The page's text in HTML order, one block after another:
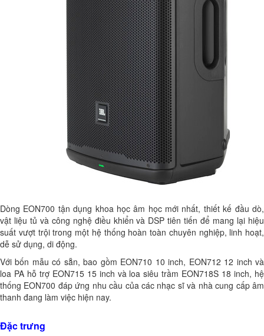
Dòng EON700 tận dụng khoa học âm học mới nhất, thiết kế đầu dò,
vật liệu tủ và công nghệ điều khiển và DSP tiên tiến để mang lại hiệu
suất vượt trội trong một hệ thống hoàn toàn chuyên nghiệp, linh hoạt,
dễ sử dụng, di động.
Với bốn mẫu có sẵn, bao gồm EON710 10 inch, EON712 12 inch và
loa PA hỗ trợ EON715 15 inch và loa siêu trầm EON718S 18 inch, hệ
thống EON700 đáp ứng nhu cầu của các nhạc sĩ và nhà cung cấp âm
thanh đang làm việc hiện nay.
Đặc trưng